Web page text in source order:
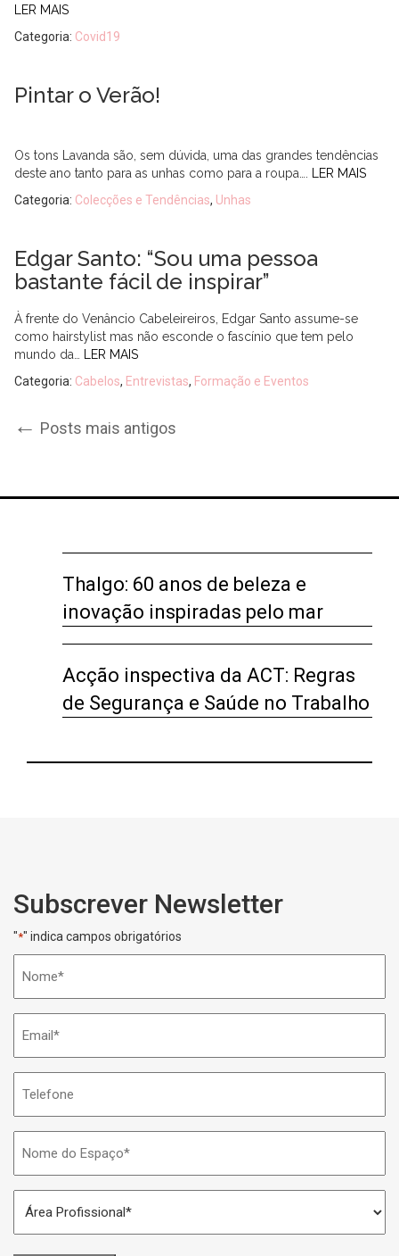
LER MAIS
Categoria: Covid19
Pintar o Verão!
Os tons Lavanda são, sem dúvida, uma das grandes tendências
deste ano tanto para as unhas como para a roupa….
LER MAIS
Categoria: Colecções e Tendências, Unhas
Edgar Santo: “Sou uma pessoa
bastante fácil de inspirar”
À frente do Venâncio Cabeleireiros, Edgar Santo assume-se
como hairstylist mas não esconde o fascínio que tem pelo
mundo da…
LER MAIS
Categoria: Cabelos, Entrevistas, Formação e Eventos
Post
← Posts mais antigos
Thalgo: 60 anos de beleza e
inovação inspiradas pelo mar
Acção inspectiva da ACT: Regras
de Segurança e Saúde no Trabalho
Subscrever Newsletter
"*" indica campos obrigatórios
do
Espaço
Profissional
*